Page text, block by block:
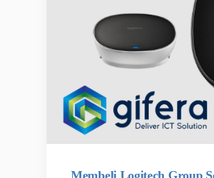
Membeli Logitech Group